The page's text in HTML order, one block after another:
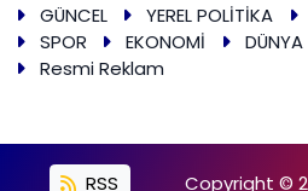
GÜNCEL YEREL POLİTİKA
SPOR
EKONOMİ DÜNYA
Resmi Reklam
RSS Copyright ©